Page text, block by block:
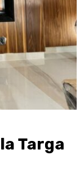
Targa